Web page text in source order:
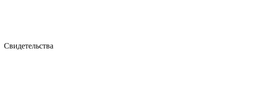
Свидетельства